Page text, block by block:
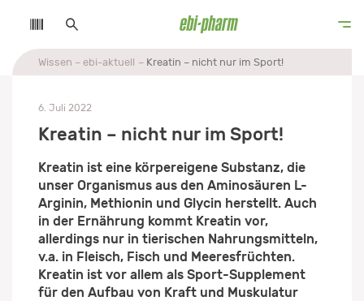
Wissen ebi-aktuell Kreatin – nicht nur im Sport!
6. Juli 2022
Kreatin – nicht nur im Sport!
Kreatin ist eine körpereigene Substanz, die
unser Organismus aus den Aminosäuren L-
Arginin, Methionin und Glycin herstellt. Auch
in der Ernährung kommt Kreatin vor,
allerdings nur in tierischen Nahrungsmitteln,
v.a. in Fleisch, Fisch und Meeresfrüchten.
Kreatin ist vor allem als Sport-Supplement
für den Aufbau von Kraft und Muskulatur